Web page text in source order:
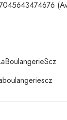
para